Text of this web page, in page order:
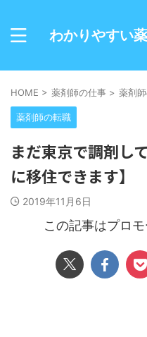
わかりやすい
HOME > 薬剤師の仕事 > 薬剤
薬剤師の転職
まだ東京で調剤し
に移住できます】
2019年11月6日
この記事はプロ